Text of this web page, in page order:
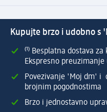
Kupujte brzo i udobno s
⁽¹⁾ Besplatna dostava
Ekspresno
Povezivanje 'Moj dm' i
brojnim pogodnostima
Brzo i jednostavno